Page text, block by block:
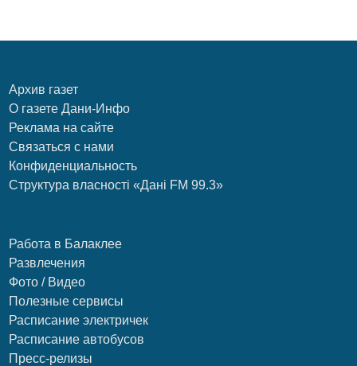
Архив газет
О газете Дани-Инфо
Реклама на сайте
Связаться с нами
Конфиденциальность
Структура власності «Дані FM 99.3»
Работа в Балаклее
Развлечения
Фото / Видео
Полезные сервисы
Расписание электричек
Расписание автобусов
Пресс-релизы